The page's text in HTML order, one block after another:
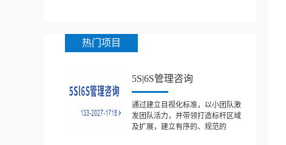
热门项目
5S|6S管理咨询
通过建立目视化标准，以小团队激
发团队活力，并带领打造标杆区域
及扩展，建立有序的、规范的